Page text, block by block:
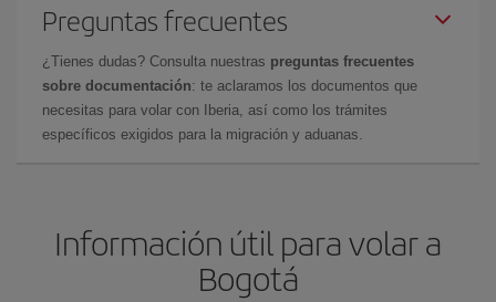
Preguntas frecuentes
¿Tienes dudas? Consulta nuestras preguntas frecuentes
sobre documentación: te aclaramos los documentos que
necesitas para volar con Iberia, así como los trámites
específicos exigidos para la migración y aduanas.
Información útil para volar a
Bogotá